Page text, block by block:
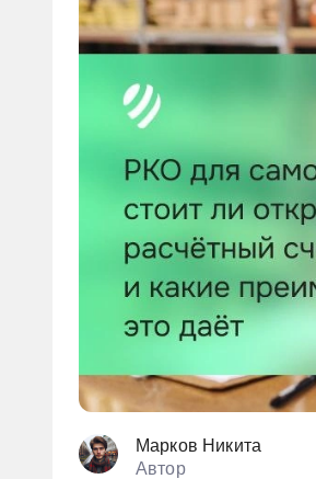
Марков Никита
Автор